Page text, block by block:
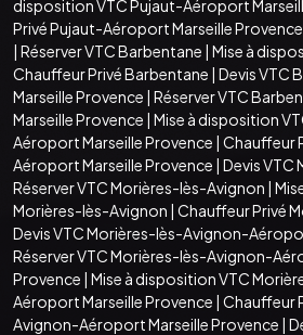
disposition VTC Pujaut-Aéroport
Privé Pujaut-Aéroport Marseille Provence
| Réserver VTC Barbentane | Mise à
Chauffeur Privé Barbentane | Devis VTC
Marseille Provence | Réserver VTC
Marseille Provence | Mise à disposition
Aéroport Marseille Provence | Chauffeur
Aéroport Marseille Provence | Devis VTC
Réserver VTC Morières-lès-Avignon |
Morières-lès-Avignon | Chauffeur Privé
Devis VTC Morières-lès-Avignon-
Réserver VTC Morières-lès-Avignon-
Provence | Mise à disposition VTC
Aéroport Marseille Provence | Chauffeur
Avignon-Aéroport Marseille Provence |